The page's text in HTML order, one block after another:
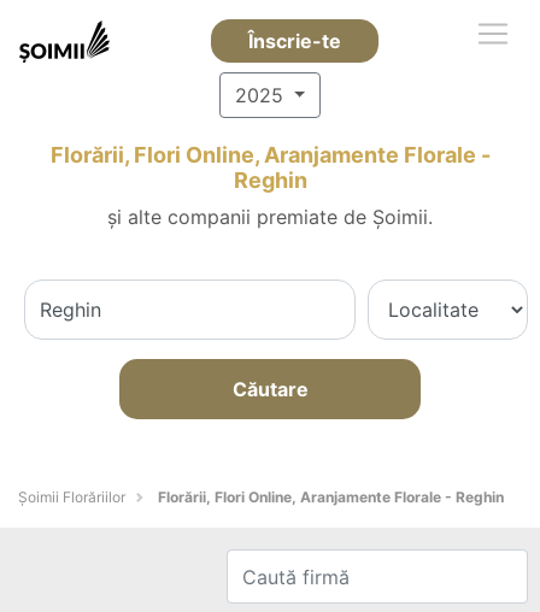
Înscrie-te
2025
Florării, Flori Online, Aranjamente Florale -
Reghin
și alte companii premiate de Șoimii.
Căutare
Șoimii Florăriilor Florării, Flori Online, Aranjamente Florale - Reghin